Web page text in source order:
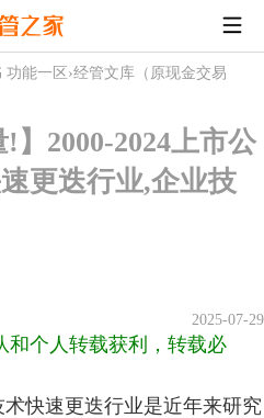
功能一区 ›经管文库（原现金交易
!】2000-2024上市公
更迭行业,企业技
2025-07-29
和个人转载获利，转载必
快速更迭行业是近年来研究